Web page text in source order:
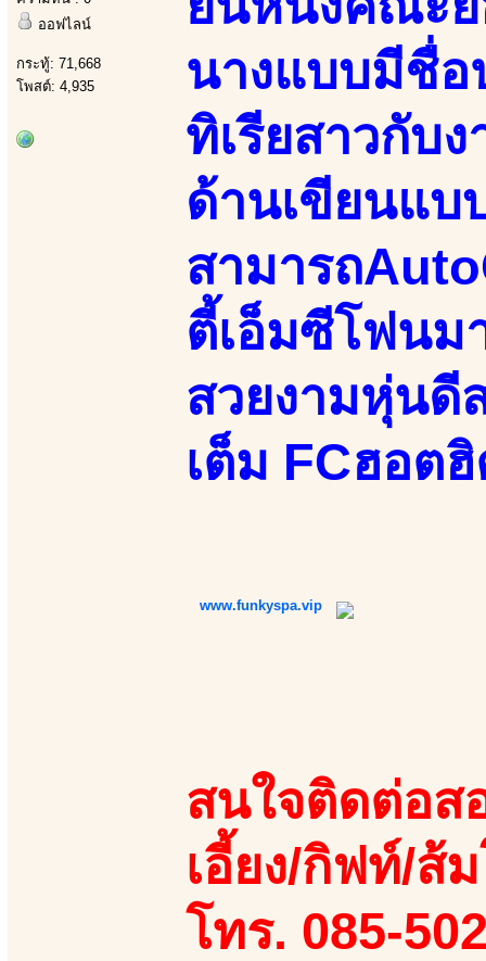
ออฟไลน์
กระทู้: 71,668
โพสต์: 4,935
นางแบบมีชื่อ
ทิเรียสาวกับ
ด้านเขียนแบ
สามารถ
ตี้เอ็มซีโฟนม
สวยงามหุ่นดี
เต็ม FCฮอต
www.funkyspa.vip
สนใจติดต่อส
เอี้ยง/กิฟท์/ส้
โทร. 085-